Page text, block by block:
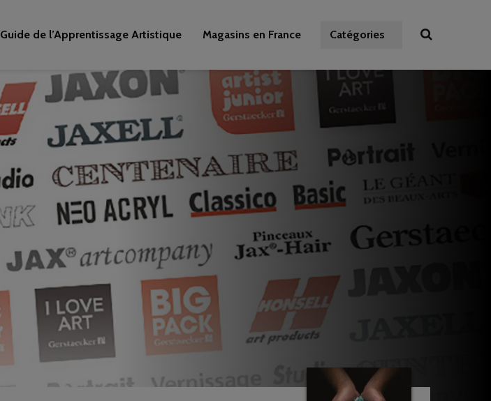
Guide de l’Apprentissage Artistique Magasins en France Catégories